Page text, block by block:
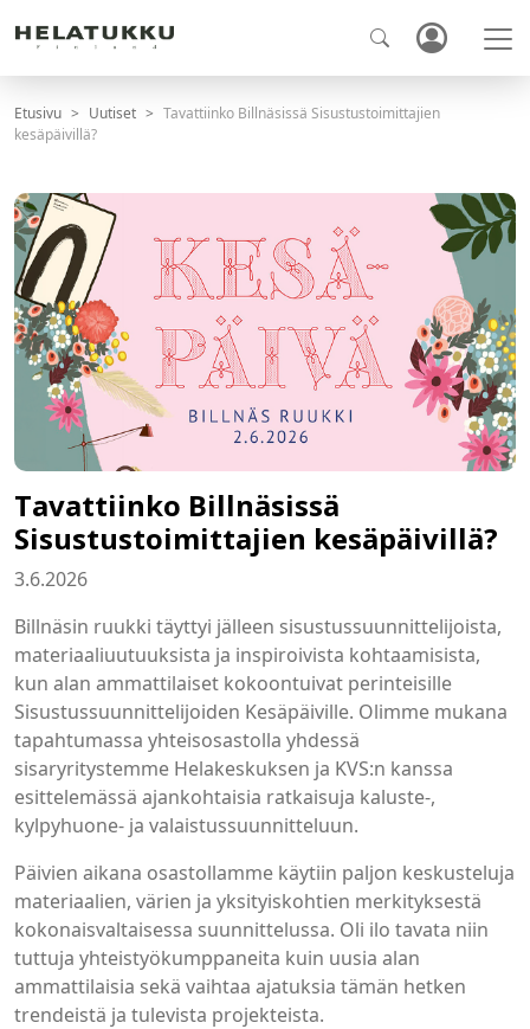
Etusivu Uutiset
Tavattiinko Billnäsissä Sisustustoimittajien
kesäpäivillä?
Tavattiinko Billnäsissä
Sisustustoimittajien kesäpäivillä?
3.6.2026
Billnäsin ruukki täyttyi jälleen sisustussuunnittelijoista,
materiaaliuutuuksista ja inspiroivista kohtaamisista,
kun alan ammattilaiset kokoontuivat perinteisille
Sisustussuunnittelijoiden Kesäpäiville. Olimme mukana
tapahtumassa yhteisosastolla yhdessä
sisaryritystemme Helakeskuksen ja KVS:n kanssa
esittelemässä ajankohtaisia ratkaisuja kaluste-,
kylpyhuone- ja valaistussuunnitteluun.
Päivien aikana osastollamme käytiin paljon keskusteluja
materiaalien, värien ja yksityiskohtien merkityksestä
kokonaisvaltaisessa suunnittelussa. Oli ilo tavata niin
tuttuja yhteistyökumppaneita kuin uusia alan
ammattilaisia sekä vaihtaa ajatuksia tämän hetken
trendeistä ja tulevista projekteista.